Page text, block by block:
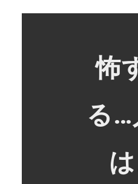
怖
る…